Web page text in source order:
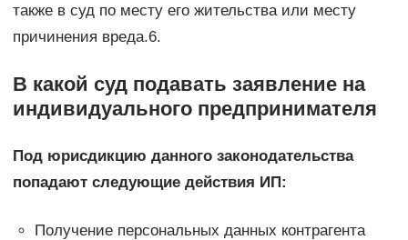
также в суд по месту его жительства или месту
причинения вреда.6.
В какой суд подавать заявление на
индивидуального предпринимателя
Под юрисдикцию данного законодательства
попадают следующие действия ИП:
Получение персональных данных контрагента